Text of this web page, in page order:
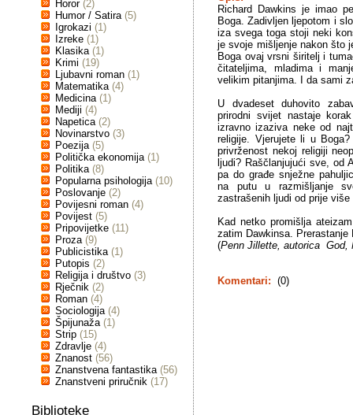
Horor (2)
Humor / Satira (5)
Igrokazi (1)
Izreke (1)
Klasika (1)
Krimi (19)
Ljubavni roman (1)
Matematika (4)
Medicina (1)
Mediji (4)
Napetica (2)
Novinarstvo (3)
Poezija (5)
Politička ekonomija (1)
Politika (8)
Popularna psihologija (10)
Poslovanje (2)
Povijesni roman (4)
Povijest (5)
Pripovijetke (11)
Proza (9)
Publicistika (1)
Putopis (2)
Religija i društvo (3)
Rječnik (2)
Roman (4)
Sociologija (4)
Špijunaža (1)
Strip (15)
Zdravlje (4)
Znanost (56)
Znanstvena fantastika (56)
Znanstveni priručnik (17)
Biblioteke
Richard Dawkins je imao
Boga. Zadivljen ljepotom i
iza svega toga stoji neki
je svoje mišljenje nakon što
Boga ovaj vrsni širitelj i
čitateljima, mladima i
velikim pitanjima. I da sami
U dvadeset duhovito
prirodni svijet nastaje
izravno izaziva neke od
religije. Vjerujete li u
privrženost nekoj religiji
ljudi? Raščlanjujući sve, od
pa do građe snježne
na putu u razmišljanje
zastrašenih ljudi od prije
Kad netko promišlja
zatim Dawkinsa.
(Penn Jillette, autorica God,
Komentari: (0)